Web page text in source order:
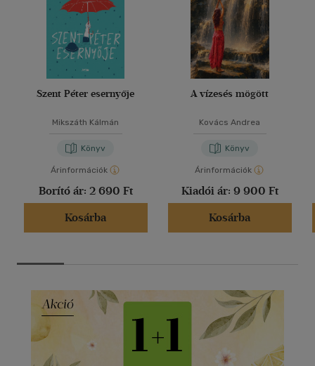
Szent Péter esernyője
Mikszáth Kálmán
Könyv
Árinformációk
Borító ár: 2 690 Ft
Kosárba
A vízesés mögött
Kovács Andrea
Könyv
Árinformációk
Kiadói ár: 9 900 Ft
Kosárba